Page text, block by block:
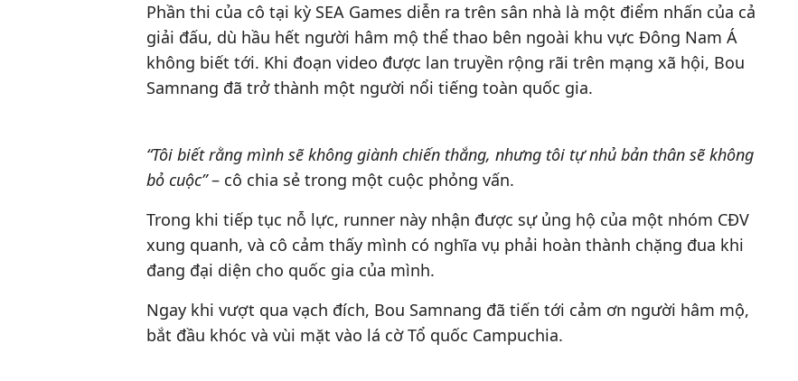
Phần thi của cô tại kỳ SEA Games diễn ra trên sân nhà là một điểm nhấn của cả
giải đấu, dù hầu hết người hâm mộ thể thao bên ngoài khu vực Đông Nam Á
không biết tới. Khi đoạn video được lan truyền rộng rãi trên mạng xã hội, Bou
Samnang đã trở thành một người nổi tiếng toàn quốc gia.
“Tôi biết rằng mình sẽ không giành chiến thắng, nhưng tôi tự nhủ bản thân sẽ không
bỏ cuộc”– cô chia sẻ trong một cuộc phỏng vấn.
Trong khi tiếp tục nỗ lực, runner này nhận được sự ủng hộ của một nhóm CĐV
xung quanh, và cô cảm thấy mình có nghĩa vụ phải hoàn thành chặng đua khi
đang đại diện cho quốc gia của mình.
Ngay khi vượt qua vạch đích, Bou Samnang đã tiến tới cảm ơn người hâm mộ,
bắt đầu khóc và vùi mặt vào lá cờ Tổ quốc Campuchia.